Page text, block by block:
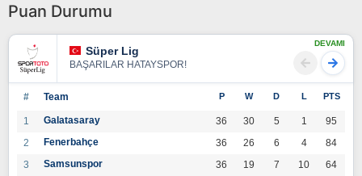
Puan Durumu
Süper Lig
BAŞARILAR HATAYSPOR!
DEVAMI
# Team P W D L PTS
1 Galatasaray 36 30 5 1
95
2
Fenerbahçe 36 26 6 4
84
3
Samsunspor 36 19 7 10
64